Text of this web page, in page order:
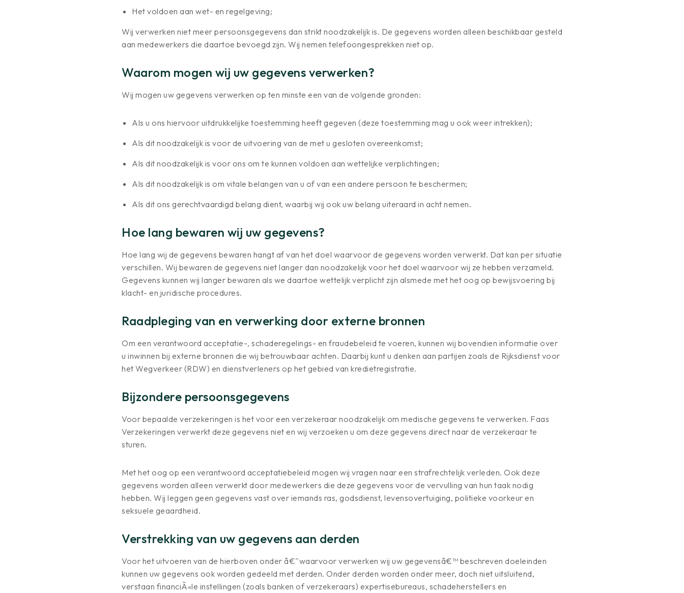
Het voldoen aan wet- en regelgeving;
Wij verwerken niet meer persoonsgegevens dan strikt noodzakelijk is. De gegevens worden alleen beschikbaar gesteld
aan medewerkers die daartoe bevoegd zijn. Wij nemen telefoongesprekken niet op.
Waarom mogen wij uw gegevens verwerken?
Wij mogen uw gegevens verwerken op ten minste een van de volgende gronden:
Als u ons hiervoor uitdrukkelijke toestemming heeft gegeven (deze toestemming mag u ook weer intrekken);
Als dit noodzakelijk is voor de uitvoering van de met u gesloten overeenkomst;
Als dit noodzakelijk is voor ons om te kunnen voldoen aan wettelijke verplichtingen;
Als dit noodzakelijk is om vitale belangen van u of van een andere persoon te beschermen;
Als dit ons gerechtvaardigd belang dient, waarbij wij ook uw belang uiteraard in acht nemen.
Hoe lang bewaren wij uw gegevens?
Hoe lang wij de gegevens bewaren hangt af van het doel waarvoor de gegevens worden verwerkt. Dat kan per situatie
verschillen. Wij bewaren de gegevens niet langer dan noodzakelijk voor het doel waarvoor wij ze hebben verzameld.
Gegevens kunnen wij langer bewaren als we daartoe wettelijk verplicht zijn alsmede met het oog op bewijsvoering bij
klacht- en juridische procedures.
Raadpleging van en verwerking door externe bronnen
Om een verantwoord acceptatie-, schaderegelings- en fraudebeleid te voeren, kunnen wij bovendien informatie over
u inwinnen bij externe bronnen die wij betrouwbaar achten. Daarbij kunt u denken aan partijen zoals de Rijksdienst voor
het Wegverkeer (RDW) en dienstverleners op het gebied van kredietregistratie.
Bijzondere persoonsgegevens
Voor bepaalde verzekeringen is het voor een verzekeraar noodzakelijk om medische gegevens te verwerken. Faas
Verzekeringen verwerkt deze gegevens niet en wij verzoeken u om deze gegevens direct naar de verzekeraar te
sturen.
Met het oog op een verantwoord acceptatiebeleid mogen wij vragen naar een strafrechtelijk verleden. Ook deze
gegevens worden alleen verwerkt door medewerkers die deze gegevens voor de vervulling van hun taak nodig
hebben. Wij leggen geen gegevens vast over iemands ras, godsdienst, levensovertuiging, politieke voorkeur en
seksuele geaardheid.
Verstrekking van uw gegevens aan derden
Voor het uitvoeren van de hierboven onder â€˜waarvoor verwerken wij uw gegevensâ€™ beschreven doeleinden
kunnen uw gegevens ook worden gedeeld met derden. Onder derden worden onder meer, doch niet uitsluitend,
verstaan financiÃ«le instellingen (zoals banken of verzekeraars) expertisebureaus, schadeherstellers en